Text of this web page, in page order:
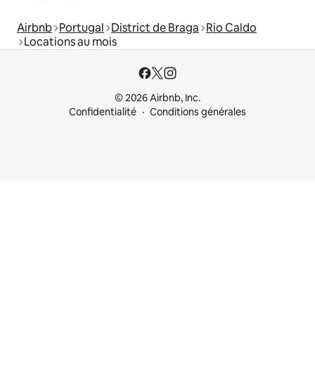
Airbnb Portugal District de Braga Rio Caldo
Locations au mois
© 2026 Airbnb, Inc.
Confidentialité
Conditions générales